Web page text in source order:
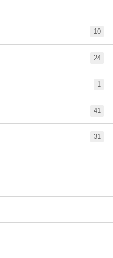
10
24
1
41
31